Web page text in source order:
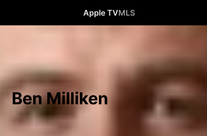
Apple TVMLS
Ben Milliken